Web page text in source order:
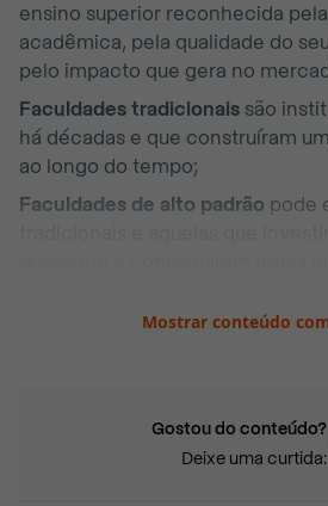
ensino superior reconhecida
acadêmica, pela qualidade do
pelo impacto que gera no
Faculdades tradicionais são
há décadas e que construíram
ao longo do tempo;
Faculdades de alto padrão pode
Quanto custa cursar Medicina
Mostrar conteúdo
Gostou do conteúdo?
Deixe uma curtida: